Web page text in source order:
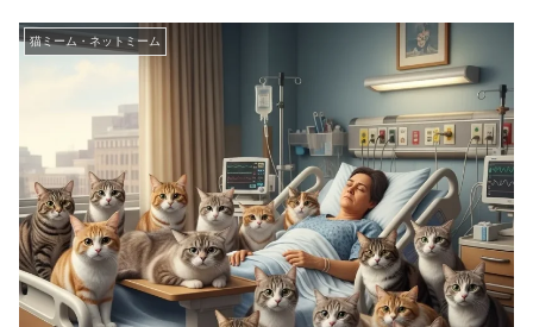
猫ミーム・ネットミーム